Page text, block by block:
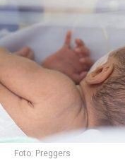
Foto: Preggers